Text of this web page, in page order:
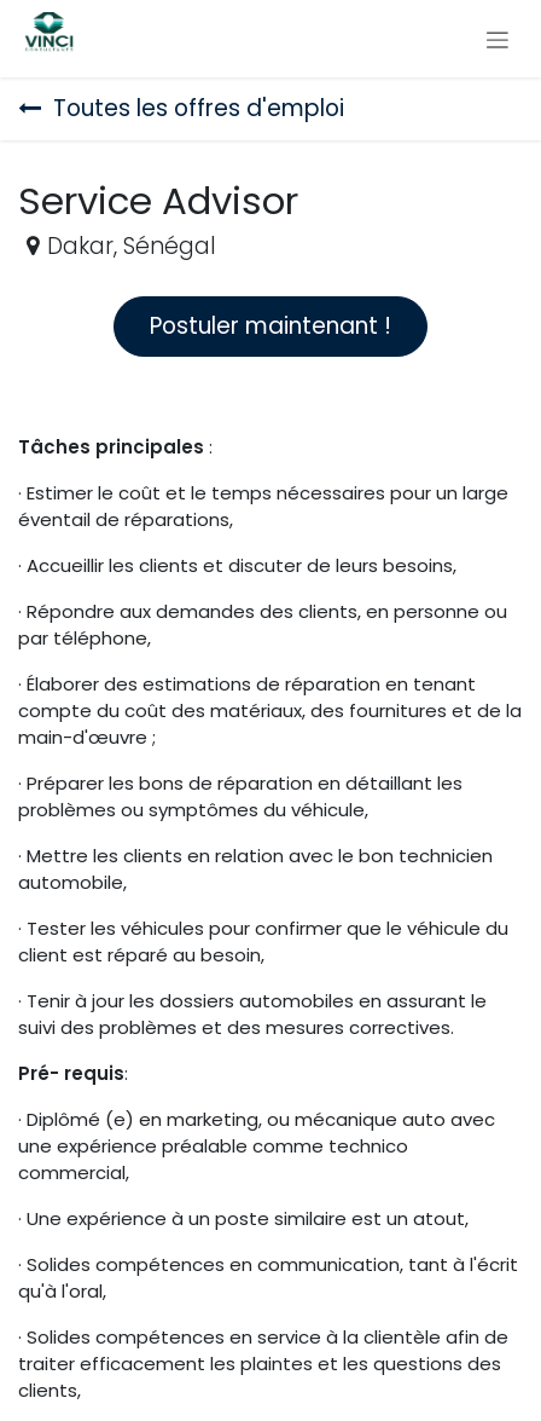
Se rendre au contenu
Toutes les offres d'emploi
Service Advisor
Dakar,Sénégal
Postuler maintenant !
Tâches principales :
· Estimer le coût et le temps nécessaires pour un large
éventail de réparations,
· Accueillir les clients et discuter de leurs besoins,
· Répondre aux demandes des clients, en personne ou
par téléphone,
· Élaborer des estimations de réparation en tenant
compte du coût des matériaux, des fournitures et de la
main-d'œuvre ;
· Préparer les bons de réparation en détaillant les
problèmes ou symptômes du véhicule,
· Mettre les clients en relation avec le bon technicien
automobile,
· Tester les véhicules pour confirmer que le véhicule du
client est réparé au besoin,
· Tenir à jour les dossiers automobiles en assurant le
suivi des problèmes et des mesures correctives.
Pré- requis:
· Diplômé (e) en marketing, ou mécanique auto avec
une expérience préalable comme technico
commercial,
· Une expérience à un poste similaire est un atout,
· Solides compétences en communication, tant à l'écrit
qu'à l'oral,
· Solides compétences en service à la clientèle afin de
traiter efficacement les plaintes et les questions des
clients,